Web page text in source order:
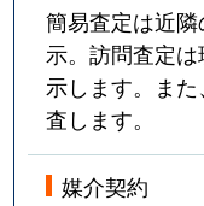
簡易査定は近
示。訪問査定
示します。ま
査します。
媒介契約